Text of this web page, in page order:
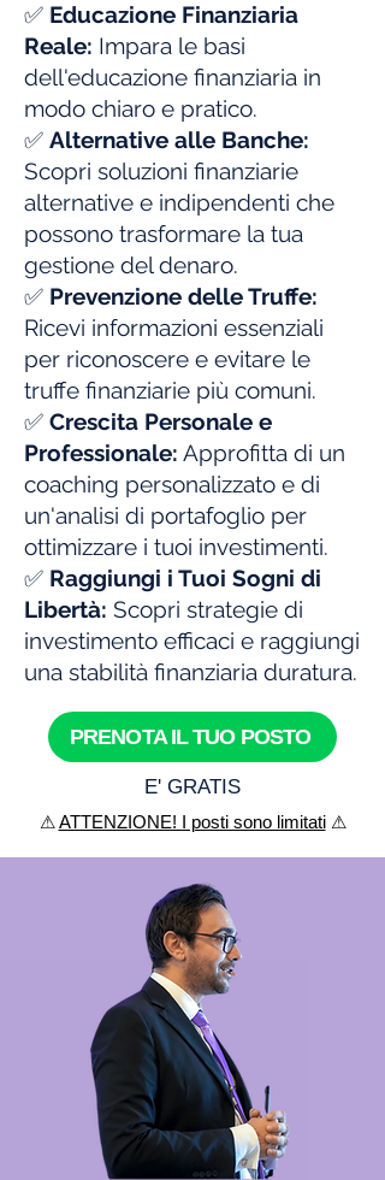
✅ Educazione Finanziaria
Reale: Impara le basi
dell'educazione finanziaria in
modo chiaro e pratico.
✅ Alternative alle Banche:
Scopri soluzioni finanziarie
alternative e indipendenti che
possono trasformare la tua
gestione del denaro.
✅ Prevenzione delle Truffe:
Ricevi informazioni essenziali
per riconoscere e evitare le
truffe finanziarie più comuni.
✅ Crescita Personale e
Professionale: Approfitta di un
coaching personalizzato e di
un'analisi di portafoglio per
ottimizzare i tuoi investimenti.
✅ Raggiungi i Tuoi Sogni di
Libertà: Scopri strategie di
investimento efficaci e raggiungi
una stabilità finanziaria duratura.
PRENOTA IL TUO POSTO
E' GRATIS
⚠ ATTENZIONE! I posti sono limitati⚠